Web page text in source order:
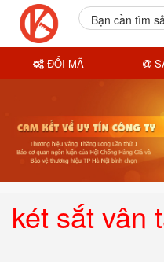
két sắt vân
Bạn cần tìm
ĐỔI MÃ